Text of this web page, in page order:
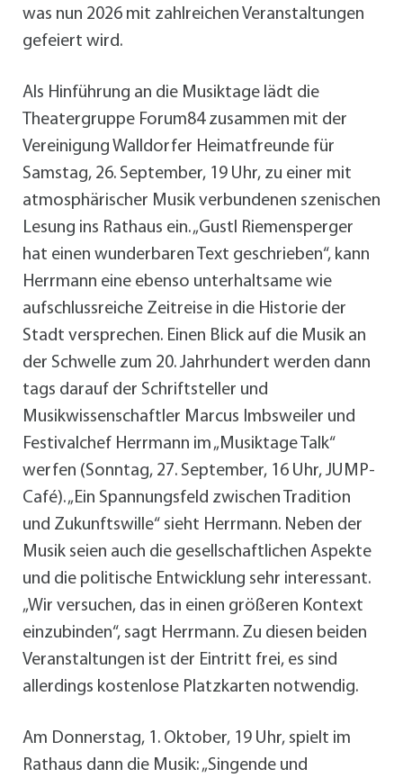
was nun 2026 mit zahlreichen Veranstaltungen
gefeiert wird.
Als Hinführung an die Musiktage lädt die
Theatergruppe Forum84 zusammen mit der
Vereinigung Walldorfer Heimatfreunde für
Samstag, 26. September, 19 Uhr, zu einer mit
atmosphärischer Musik verbundenen szenischen
Lesung ins Rathaus ein. „Gustl Riemensperger
hat einen wunderbaren Text geschrieben“, kann
Herrmann eine ebenso unterhaltsame wie
aufschlussreiche Zeitreise in die Historie der
Stadt versprechen. Einen Blick auf die Musik an
der Schwelle zum 20. Jahrhundert werden dann
tags darauf der Schriftsteller und
Musikwissenschaftler Marcus Imbsweiler und
Festivalchef Herrmann im „Musiktage Talk“
werfen (Sonntag, 27. September, 16 Uhr, JUMP-
Café). „Ein Spannungsfeld zwischen Tradition
und Zukunftswille“ sieht Herrmann. Neben der
Musik seien auch die gesellschaftlichen Aspekte
und die politische Entwicklung sehr interessant.
„Wir versuchen, das in einen größeren Kontext
einzubinden“, sagt Herrmann. Zu diesen beiden
Veranstaltungen ist der Eintritt frei, es sind
allerdings kostenlose Platzkarten notwendig.
Am Donnerstag, 1. Oktober, 19 Uhr, spielt im
Rathaus dann die Musik: „Singende und